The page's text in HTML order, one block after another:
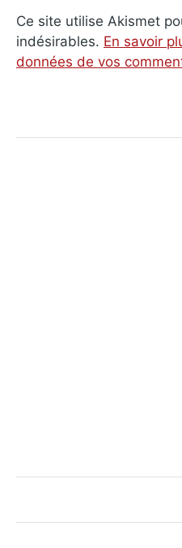
Ce site utilise Akismet
indésirables. En savoir
données de vos